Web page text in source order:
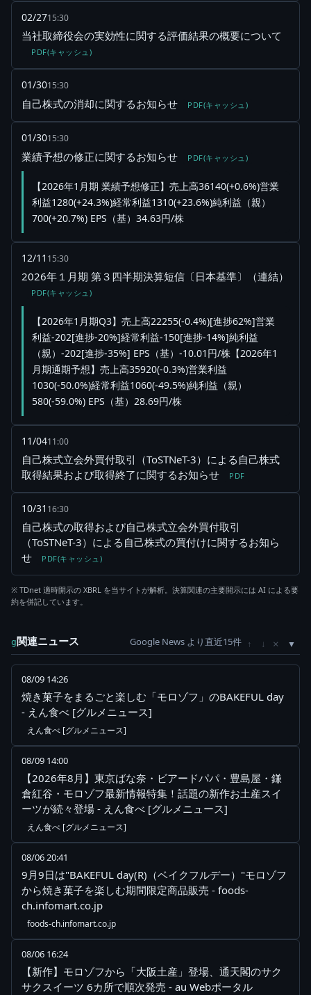
02/2715:30
当社取締役会の実効性に関する評価結果の概要について
PDF(キャッシュ)
01/3015:30
自己株式の消却に関するお知らせ PDF(キャッシュ)
01/3015:30
業績予想の修正に関するお知らせ PDF(キャッシュ)
【2026年1月期 業績予想修正】売上高36140(+0.6%)営業
利益1280(+24.3%)経常利益1310(+23.6%)純利益（親）
700(+20.7%) EPS（基）34.63円/株
12/11 15:30
2026年１月期 第３四半期決算短信〔日本基準〕（連結）
PDF(キャッシュ)
【2026年1月期Q3】売上高22255(-0.4%)[進捗62%]営業
利益-202[進捗-20%]経常利益-150[進捗-14%]純利益
（親）-202[進捗-35%] EPS（基）-10.01円/株【2026年1
月期通期予想】売上高35920(-0.3%)営業利益
1030(-50.0%)経常利益1060(-49.5%)純利益（親）
580(-59.0%) EPS（基）28.69円/株
11/0411:00
自己株式立会外買付取引（ToSTNeT-3）による自己株式
取得結果および取得終了に関するお知らせ
PDF
10/31 16:30
自己株式の取得および自己株式立会外買付取引
（ToSTNeT-3）による自己株式の買付けに関するお知ら
せ
PDF(キャッシュ)
※ TDnet 適時開示の XBRL を当サイトが解析。決算関連の主要開示には AI による要
約を併記しています。
g関連ニュース Google News より直近15件 ↑ ↓ ×
08/09 14:26
焼き菓子をまるごと楽しむ「モロゾフ」のBAKEFUL day
- えん食べ [グルメニュース]
えん食べ [グルメニュース]
08/09 14:00
【2026年8月】東京ばな奈・ビアードパパ・豊島屋・鎌
倉紅谷・モロゾフ最新情報特集！話題の新作お土産スイ
ーツが続々登場 - えん食べ [グルメニュース]
えん食べ [グルメニュース]
08/06 20:41
9月9日は"BAKEFUL day(R)（ベイクフルデー）"モロゾフ
から焼き菓子を楽しむ期間限定商品販売 - foods-
ch.infomart.co.jp
foods-ch.infomart.co.jp
08/06 16:24
【新作】モロゾフから「大阪土産」登場、通天閣のサク
サクスイーツ 6カ所で順次発売 - au Webポータル